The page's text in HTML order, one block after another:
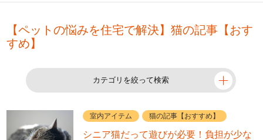
【ペットの悩みを住宅で解決】猫の記事【おす
すめ】
カテゴリを絞って検索
室内アイテム 猫の記事【おすすめ】
シニア猫だって遊びが必要！負担が少な